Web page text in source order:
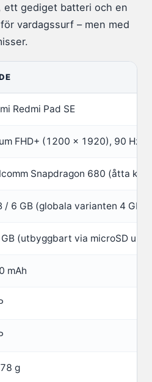
ett gediget batteri och en
vardagssurf – men med
Redmi Pad SE
FHD+ (1200 x 1920), 90 Hz
Snapdragon 680 (åtta
/ 6 GB (globala varianten 4 GB)
(utbyggbart via microSD upp
mAh
g